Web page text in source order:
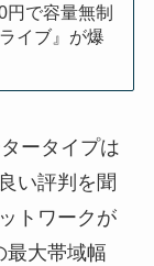
円で容量無制
イブ』が爆
ータイプは
い評判を聞
トワークが
最大帯域幅